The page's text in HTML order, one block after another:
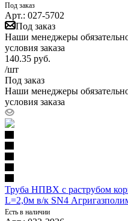
Под заказ
Арт.: 027-5702
Под заказ
Наши менеджеры
условия заказа
140.35 руб.
/шт
Под заказ
Наши менеджеры
условия заказа
Труба НПВХ с раструбом
L=2,0м в/к SN4
Есть в наличии